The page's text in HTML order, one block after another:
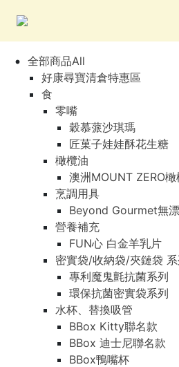
全部商品All
好康尋寶清倉特惠區
食
零嘴
穀慕蒎沙琪瑪
匠菓子娃娃酥花生糖
橄欖油
澳洲MOUNT ZERO橄
烹調用具
Beyond Gourmet無
營養補充
FUN心 白金羊乳片
密實袋/收納袋/夾鏈袋
專利魔鬼氈抗菌系列
環保抗菌密實袋系列
水杯、替換吸管
BBox Kitty聯名款
BBox 迪士尼聯名款
BBox鴨嘴杯